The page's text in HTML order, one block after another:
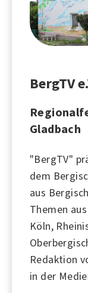
BergTV
Gladbach
"BergTV"
dem
aus
Themen
Köln,
Redaktion
in der